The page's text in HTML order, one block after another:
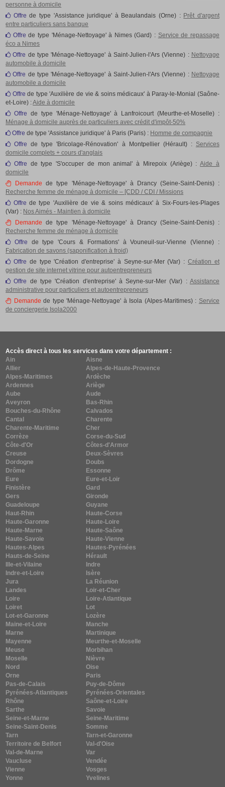
personne à domicile
Offre de type 'Assistance juridique' à Beaulandais (Orne) : Prêt d'argent
entre particuliers sans banque
Offre de type 'Ménage-Nettoyage' à Nimes (Gard) : Service de repassage
éco a Nimes
Offre de type 'Ménage-Nettoyage' à Saint-Julien-l'Ars (Vienne) : Nettoyage
automobile à domicile
Offre de type 'Ménage-Nettoyage' à Saint-Julien-l'Ars (Vienne) : Nettoyage
automobile a domicile
Offre de type 'Auxilière de vie & soins médicaux' à Paray-le-Monial (Saône-
et-Loire) :Aide à domicile
Offre de type 'Ménage-Nettoyage' à Lanfroicourt (Meurthe-et-Moselle) :
Ménage à domicile auprès de particuliers avec crédit d'impôt-50%
Offre de type 'Assistance juridique' à Paris (Paris) : Homme de compagnie
Offre de type 'Bricolage-Rénovation' à Montpellier (Hérault) : Services
domicile complets + cours d'anglais
Offre de type 'S'occuper de mon animal' à Mirepoix (Ariège) :Aide à
domicile
Demande de type 'Ménage-Nettoyage' à Drancy (Seine-Saint-Denis) :
Recherche femme de ménage à domicile – [CDD / CDI / Missions
Offre de type 'Auxilière de vie & soins médicaux' à Six-Fours-les-Plages
(Var) : Nos Aimés - Maintien à domicile
Demande de type 'Ménage-Nettoyage' à Drancy (Seine-Saint-Denis) :
Recherche femme de ménage à domicile
Offre de type 'Cours & Formations' à Vouneuil-sur-Vienne (Vienne) :
Fabrication de savons (saponification à froid)
Offre de type 'Création d'entreprise' à Seyne-sur-Mer (Var) :Création et
gestion de site internet vitrine pour autoentrepreneurs
Offre de type 'Création d'entreprise' à Seyne-sur-Mer (Var) : Assistance
administrative pour particuliers et autoentrepreneurs
Demande de type 'Ménage-Nettoyage' à Isola (Alpes-Maritimes) : Service
de conciergerie Isola2000
Accès direct à tous les services dans votre département :
Ain
Aisne
Allier
Alpes-de-Haute-Provence
Alpes-Maritimes
Ardèche
Ardennes
Ariège
Aube
Aude
Aveyron
Bas-Rhin
Bouches-du-Rhône
Calvados
Cantal
Charente
Charente-Maritime
Cher
Corrèze
Corse-du-Sud
Côte-d'Or
Côtes-d'Armor
Creuse
Deux-Sèvres
Dordogne
Doubs
Drôme
Essonne
Eure
Eure-et-Loir
Finistère
Gard
Gers
Gironde
Guadeloupe
Guyane
Haut-Rhin
Haute-Corse
Haute-Garonne
Haute-Loire
Haute-Marne
Haute-Saône
Haute-Savoie
Haute-Vienne
Hautes-Alpes
Hautes-Pyrénées
Hauts-de-Seine
Hérault
Ille-et-Vilaine
Indre
Indre-et-Loire
Isère
Jura
La Réunion
Landes
Loir-et-Cher
Loire
Loire-Atlantique
Loiret
Lot
Lot-et-Garonne
Lozère
Maine-et-Loire
Manche
Marne
Martinique
Mayenne
Meurthe-et-Moselle
Meuse
Morbihan
Moselle
Nièvre
Nord
Oise
Orne
Paris
Pas-de-Calais
Puy-de-Dôme
Pyrénées-Atlantiques
Pyrénées-Orientales
Rhône
Saône-et-Loire
Sarthe
Savoie
Seine-et-Marne
Seine-Maritime
Seine-Saint-Denis
Somme
Tarn
Tarn-et-Garonne
Territoire de Belfort
Val-d'Oise
Val-de-Marne
Var
Vaucluse
Vendée
Vienne
Vosges
Yonne
Yvelines